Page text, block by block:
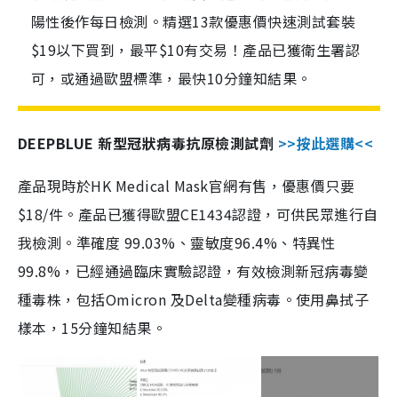
陽性後作每日檢測。精選13款優惠價快速測試套裝
$19以下買到，最平$10有交易！產品已獲衛生署認
可，或通過歐盟標準，最快10分鐘知結果。
DEEPBLUE 新型冠狀病毒抗原檢測試劑 >>按此選購<<
產品現時於HK Medical Mask官網有售，優惠價只要
$18/件。產品已獲得歐盟CE1434認證，可供民眾進行自
我檢測。準確度 99.03%、靈敏度96.4%、特異性
99.8%，已經通過臨床實驗認證，有效檢測新冠病毒變
種毒株，包括Omicron 及Delta變種病毒。使用鼻拭子
樣本，15分鐘知結果。